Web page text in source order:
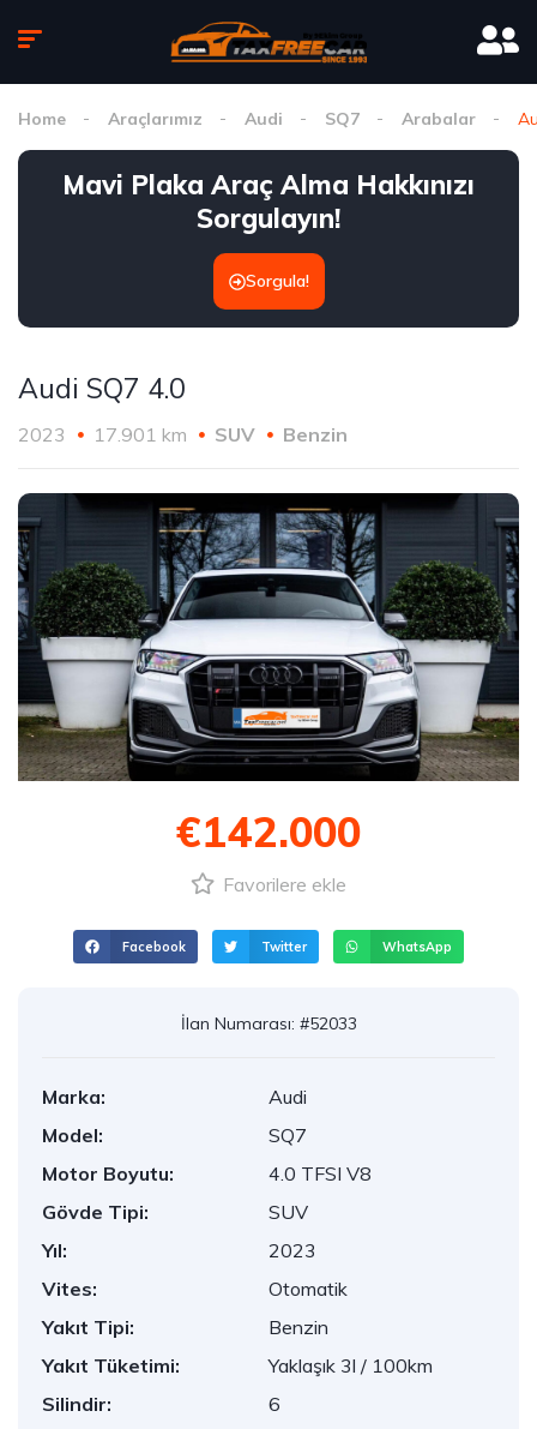
Home Araçlarımız Audi SQ7 Arabalar
Mavi Plaka Araç Alma Hakkınızı
Sorgulayın!
Sorgula!
Audi SQ7 4.0
2023 17.901 km SUV Benzin
€142.000
Favorilere ekle
Facebook Twitter WhatsApp
İlan Numarası: #52033
Marka:
Audi
Model:
SQ7
Motor Boyutu:
4.0 TFSI V8
Gövde Tipi:
SUV
Yıl:
2023
Vites:
Otomatik
Yakıt Tipi:
Benzin
Yakıt Tüketimi:
Yaklaşık 3l / 100km
Silindir:
6